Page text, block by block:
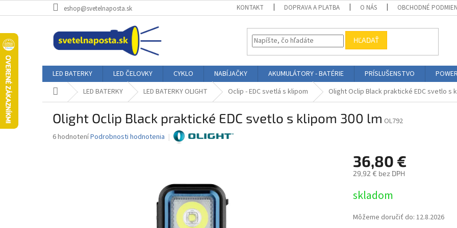
na
eshop@svetelnaposta.sk KONTAKT DOPRAVA A PLATBA O NÁS OBCHODNÉ
HĽADAŤ
LED BATERKY LED ČELOVKY CYKLO NABÍJAČKY AKUMULÁTORY - BATÉRIE PRÍSLUŠENSTVO
DomovLED BATERKY LED BATERKY OLIGHT Oclip - EDC svetlá s klipom Olight Oclip Black praktické EDC svetlo s
Olight Oclip Black praktické EDC svetlo s klipom 300 lm OL792
Priemerné
6 hodnoteníPodrobnosti hodnotenia
36,80 €
29,92 € bez DPH
cena:
skladom
Môžeme doručiť do: 12.8.2026